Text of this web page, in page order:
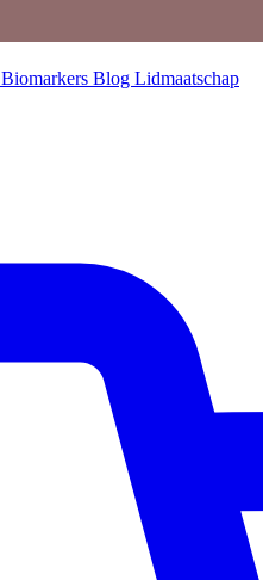
Biomarkers Blog Lidmaatschap